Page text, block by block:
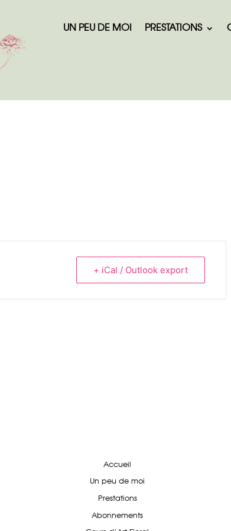
UN PEU DE MOI PRESTATIONS
+ iCal / Outlook export
Accueil
Un peu de moi
Prestations
Abonnements